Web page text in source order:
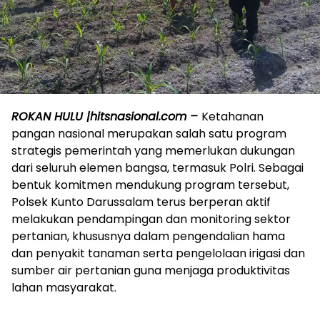
ROKAN HULU |hitsnasional.com – Ketahanan
pangan nasional merupakan salah satu program
strategis pemerintah yang memerlukan dukungan
dari seluruh elemen bangsa, termasuk Polri. Sebagai
bentuk komitmen mendukung program tersebut,
Polsek Kunto Darussalam terus berperan aktif
melakukan pendampingan dan monitoring sektor
pertanian, khususnya dalam pengendalian hama
dan penyakit tanaman serta pengelolaan irigasi dan
sumber air pertanian guna menjaga produktivitas
lahan masyarakat.